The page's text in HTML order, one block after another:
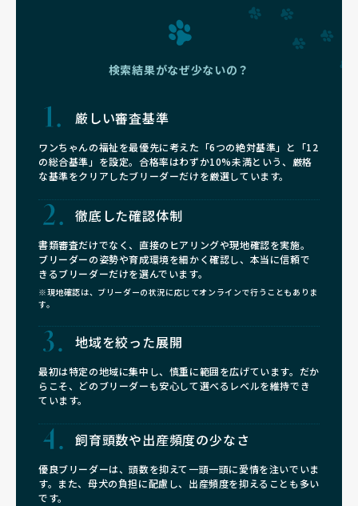
検索結果がなぜ少ないの？
厳しい審査基準
ワンちゃんの福祉を最優先に考えた「6つの絶対基準」と「12
の総合基準」を設定。合格率はわずか10%未満という、厳格
な基準をクリアしたブリーダーだけを厳選しています。
徹底した確認体制
書類審査だけでなく、直接のヒアリングや現地確認を実施。
ブリーダーの姿勢や育成環境を細かく確認し、本当に信頼で
きるブリーダーだけを選んでいます。
※現地確認は、ブリーダーの状況に応じてオンラインで行うこともありま
す。
地域を絞った展開
最初は特定の地域に集中し、慎重に範囲を広げています。だか
らこそ、どのブリーダーも安心して選べるレベルを維持でき
ています。
飼育頭数や出産頻度の少なさ
優良ブリーダーは、頭数を抑えて一頭一頭に愛情を注いでいま
す。また、母犬の負担に配慮し、出産頻度を抑えることも多い
です。